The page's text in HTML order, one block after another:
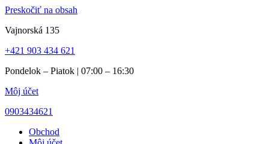
Preskočiť na obsah
Vajnorská 135
+421 903 434 621
Pondelok – Piatok | 07:00 – 16:30
Môj účet
0903434621
Obchod